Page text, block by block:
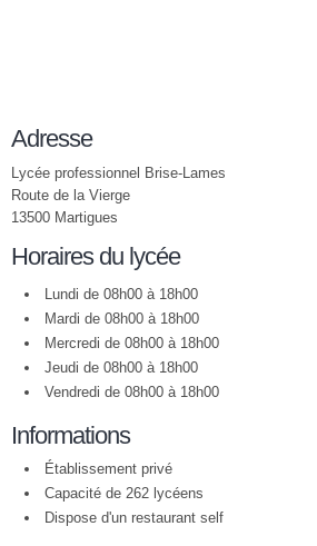
Adresse
Lycée professionnel Brise-Lames
Route de la Vierge
13500 Martigues
Horaires du lycée
Lundi de 08h00 à 18h00
Mardi de 08h00 à 18h00
Mercredi de 08h00 à 18h00
Jeudi de 08h00 à 18h00
Vendredi de 08h00 à 18h00
Informations
Établissement privé
Capacité de 262 lycéens
Dispose d'un restaurant self